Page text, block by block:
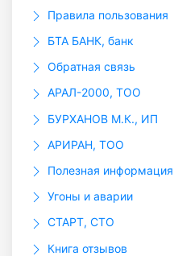
Правила пользования
БТА БАНК, банк
Обратная связь
АРАЛ-2000, ТОО
БУРХАНОВ М.К., ИП
АРИРАН, ТОО
Полезная информация
Угоны и аварии
СТАРТ, СТО
Книга отзывов